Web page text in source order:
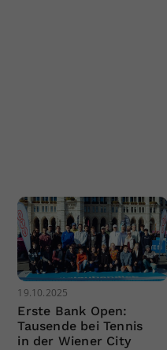
19.10.2025
Erste Bank Open:
Tausende bei Tennis
in der Wiener City